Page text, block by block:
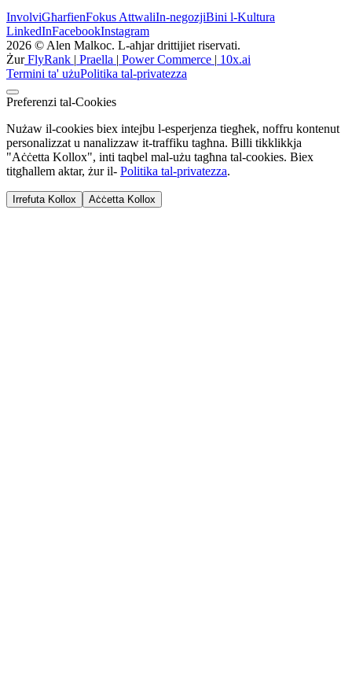
InvolviGħarfienFokus AttwaliIn-negozjiBini l-Kultura
LinkedInFacebookInstagram
2026 © Alen Malkoc. L‑aħjar drittijiet riservati.
ŻurFlyRank | Praella | Power Commerce | 10x.ai
Termini ta' użuPolitika tal-privatezza
Preferenzi tal-Cookies
Nużaw il-cookies biex intejbu l-esperjenza tiegħek, noffru kontenut
personalizzat u nanalizzaw it-traffiku tagħna. Billi tikklikkja
"Aċċetta Kollox", inti taqbel mal-użu tagħna tal-cookies. Biex
titgħallem aktar, żur il- Politika tal-privatezza.
Irrefuta Kollox Aċċetta Kollox